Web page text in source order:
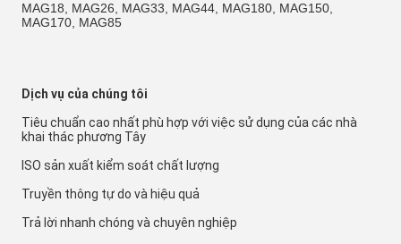
MAG18, MAG26, MAG33, MAG44, MAG180, MAG150,
MAG170, MAG85
Dịch vụ của chúng tôi
Tiêu chuẩn cao nhất phù hợp với việc sử dụng của các nhà
khai thác phương Tây
ISO sản xuất kiểm soát chất lượng
Truyền thông tự do và hiệu quả
Trả lời nhanh chóng và chuyên nghiệp